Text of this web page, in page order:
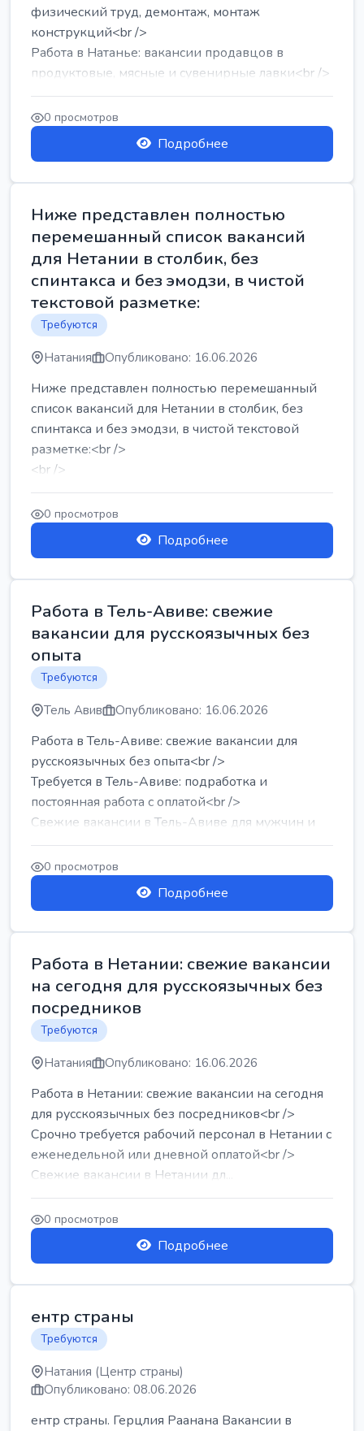
физический труд, демонтаж, монтаж
конструкций<br />
Работа в Натанье: вакансии продавцов в
продуктовые, мясные и сувенирные лавки<br />
Разнорабочий на сборку м...
0 просмотров
Подробнее
Ниже представлен полностью
перемешанный список вакансий
для Нетании в столбик, без
спинтакса и без эмодзи, в чистой
текстовой разметке:
Требуются
Натания Опубликовано: 16.06.2026
Ниже представлен полностью перемешанный
список вакансий для Нетании в столбик, без
спинтакса и без эмодзи, в чистой текстовой
разметке:<br />
<br />
Работа в Нетании на мебельном производстве:
требу...
0 просмотров
Подробнее
Работа в Тель-Авиве: свежие
вакансии для русскоязычных без
опыта
Требуются
Тель Авив Опубликовано: 16.06.2026
Работа в Тель-Авиве: свежие вакансии для
русскоязычных без опыта<br />
Требуется в Тель-Авиве: подработка и
постоянная работа с оплатой<br />
Свежие вакансии в Тель-Авиве для мужчин и
женщин от хозя...
0 просмотров
Подробнее
Работа в Нетании: свежие вакансии
на сегодня для русскоязычных без
посредников
Требуются
Натания Опубликовано: 16.06.2026
Работа в Нетании: свежие вакансии на сегодня
для русскоязычных без посредников<br />
Срочно требуется рабочий персонал в Нетании с
еженедельной или дневной оплатой<br />
Свежие вакансии в Нетании дл...
0 просмотров
Подробнее
ентр страны
Требуются
Натания (Центр страны)
Опубликовано: 08.06.2026
ентр страны. Герцлия Раанана Вакансии в